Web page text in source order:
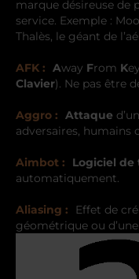
marque désireuse
service. Exemple :
Thalès, le géant de
AFK : Away From K
Clavier). Ne pas être
Aggro : Attaque
adversaires, humains
Aimbot : Logiciel de
automatiquement.
Aliasing :
Effet de
géométrique ou